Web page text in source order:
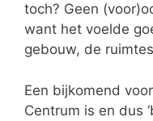
toch? Geen
want het voelde
gebouw, de
Een bijkomend
Centrum is en dus